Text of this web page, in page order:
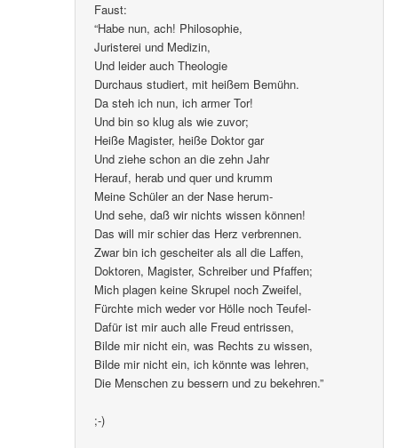
Faust:
“Habe nun, ach! Philosophie,
Juristerei und Medizin,
Und leider auch Theologie
Durchaus studiert, mit heißem Bemühn.
Da steh ich nun, ich armer Tor!
Und bin so klug als wie zuvor;
Heiße Magister, heiße Doktor gar
Und ziehe schon an die zehn Jahr
Herauf, herab und quer und krumm
Meine Schüler an der Nase herum-
Und sehe, daß wir nichts wissen können!
Das will mir schier das Herz verbrennen.
Zwar bin ich gescheiter als all die Laffen,
Doktoren, Magister, Schreiber und Pfaffen;
Mich plagen keine Skrupel noch Zweifel,
Fürchte mich weder vor Hölle noch Teufel-
Dafür ist mir auch alle Freud entrissen,
Bilde mir nicht ein, was Rechts zu wissen,
Bilde mir nicht ein, ich könnte was lehren,
Die Menschen zu bessern und zu bekehren.”
;-)